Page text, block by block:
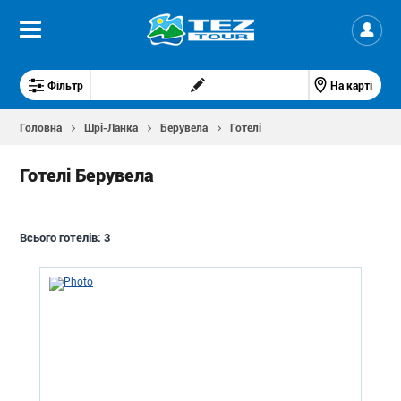
Фільтр На карті
Головна Шрі-Ланка Берувела Готелі
Готелі Берувела
Всього готелів:3